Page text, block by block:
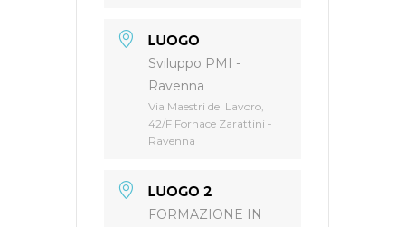
LUOGO
Sviluppo PMI -
Ravenna
Via Maestri del Lavoro,
42/F Fornace Zarattini -
Ravenna
LUOGO 2
FORMAZIONE IN